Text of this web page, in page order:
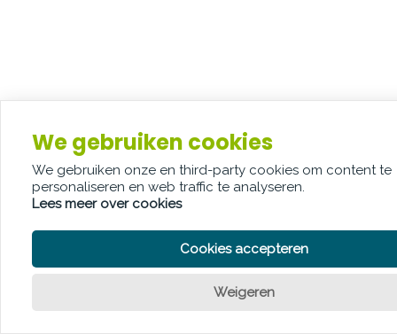
We gebruiken cookies
We gebruiken onze en third-party cookies om content te
personaliseren en web traffic te analyseren.
Lees meer over cookies
Cookies accepteren
Weigeren